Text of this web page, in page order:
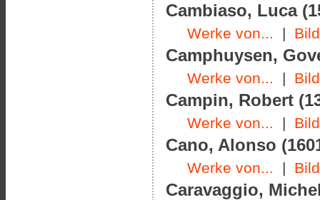
Cambiaso, Luca
Werke von... |
Camphuysen,
Werke von... |
Campin, Robert
Werke von... |
Cano, Alonso
Werke von... |
Caravaggio,